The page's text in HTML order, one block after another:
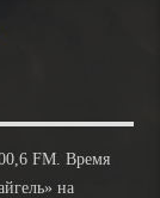
FM. Время
на